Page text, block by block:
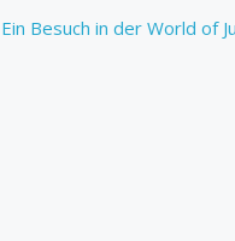
Ein Besuch in der World of